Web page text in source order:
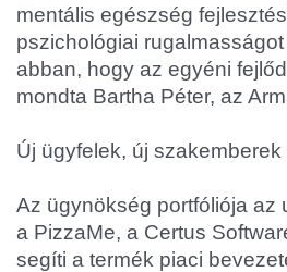
mentális egészség
pszichológiai
abban, hogy az egyéni
mondta Bartha Péter, az
Új ügyfelek, új szakemberek
Az ügynökség portfóliója az
a PizzaMe, a Certus
segíti a termék piaci